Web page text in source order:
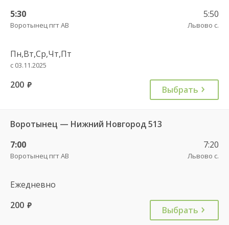
5:30
Воротынец пгт АВ
5:50
Львово с.
Пн,Вт,Ср,Чт,Пт
с 03.11.2025
200 руб. Выбрать
Воротынец — Нижний Новгород 513
7:00
Воротынец пгт АВ
7:20
Львово с.
Ежедневно
200 руб. Выбрать